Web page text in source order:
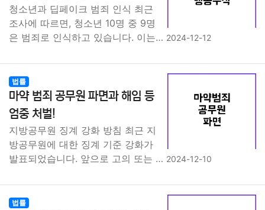
청소년과 딥페이크 범죄 인식 최근
조사에 따르면, 청소년 10명 중 9명
은 범죄로 인식하고 있습니다. 이는… 2024-12-12
법률
마약 범죄 공무원 파면과 해임 등
엄중 처벌!
지방공무원 징계 강화 방침 최근 지
방공무원에 대한 징계 기준 강화가
발표되었습니다. 앞으로 고의 또는 … 2024-12-10
법률